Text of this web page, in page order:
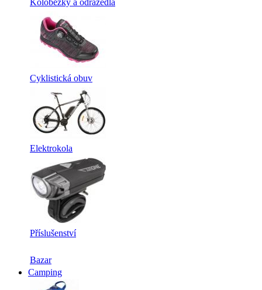
Koloběžky a odrážedla
Cyklistická obuv
Elektrokola
Příslušenství
Bazar
Camping